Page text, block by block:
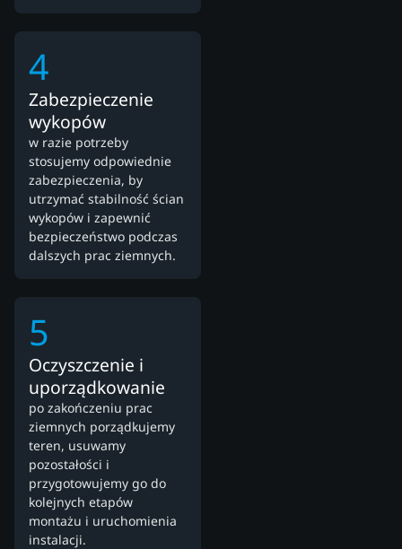
4
Zabezpieczenie
wykopów
w razie potrzeby
stosujemy odpowiednie
zabezpieczenia, by
utrzymać stabilność ścian
wykopów i zapewnić
bezpieczeństwo podczas
dalszych prac ziemnych.
5
Oczyszczenie i
uporządkowanie
po zakończeniu prac
ziemnych porządkujemy
teren, usuwamy
pozostałości i
przygotowujemy go do
kolejnych etapów
montażu i uruchomienia
instalacji.